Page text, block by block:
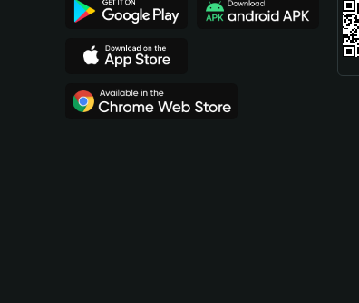
Português (Brasil)